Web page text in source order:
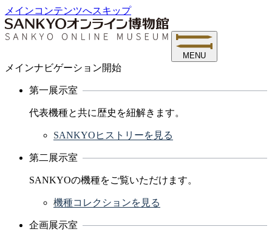
メインコンテンツへスキップ
MENU
メインナビゲーション開始
第一展示室
代表機種と共に歴史を紐解きます。
SANKYOヒストリーを見る
第二展示室
SANKYOの機種をご覧いただけます。
機種コレクションを見る
企画展示室